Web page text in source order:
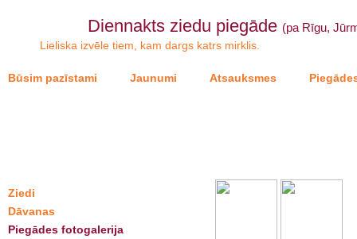
Diennakts ziedu piegāde (pa Rīgu,
Lieliska izvēle tiem, kam dargs katrs mirklis.
Būsim pazīstami Jaunumi Atsauksmes
Ziedi
Dāvanas
Piegādes fotogalerija